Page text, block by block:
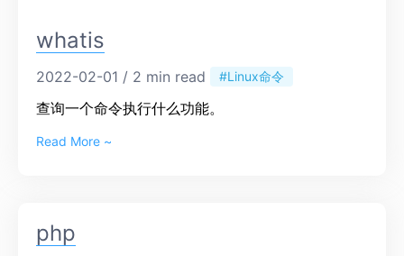
whatis
2022-02-01 / 2 min read #Linux命令
查询一个命令执行什么功能。
Read More ~
php